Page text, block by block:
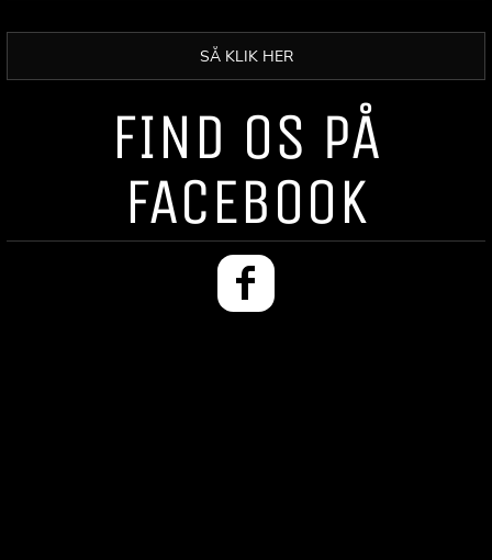
SÅ KLIK HER
FIND OS PÅ
FACEBOOK